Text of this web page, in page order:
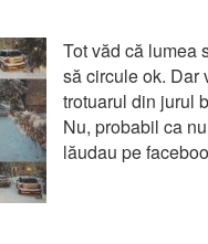
Tot văd că lumea
să circule ok. Dar
trotuarul din jurul
Nu, probabil ca
lăudau pe